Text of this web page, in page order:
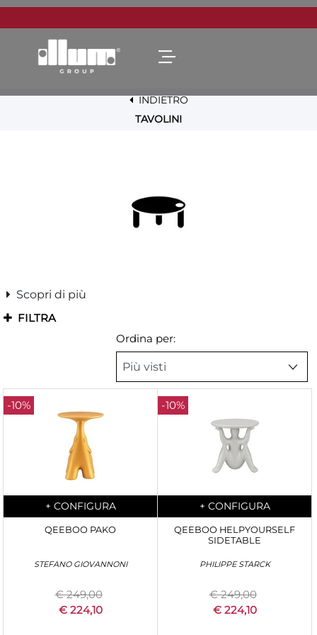
Open menu
INDIETRO
TAVOLINI
Scopri di più
FILTRA
Ordina per:
-10%
Quantità
+ CONFIGURA
QEEBOO PAKO
STEFANO GIOVANNONI
€ 249,00
€ 224,10
-10%
Quantità
+ CONFIGURA
QEEBOO HELPYOURSELF
SIDETABLE
PHILIPPE STARCK
€ 249,00
€ 224,10